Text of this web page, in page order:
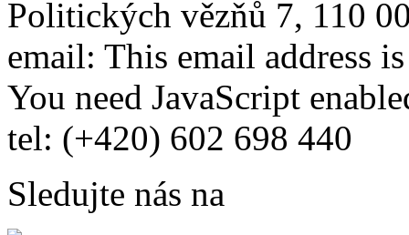
Politických vězňů 7, 110
email: This email address
You need JavaScript
tel: (+420) 602 698 440
Sledujte nás na